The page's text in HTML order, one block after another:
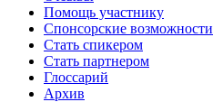
Помощь участнику
Спонсорские возможности
Стать спикером
Стать партнером
Глоссарий
Архив